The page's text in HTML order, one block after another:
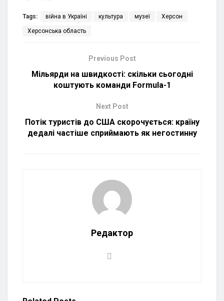
Tags: війна в Україні культура музеї Херсон
Херсонська область
Previous Post
Мільярди на швидкості: скільки сьогодні
коштують команди Formula-1
Next Post
Потік туристів до США скорочується: країну
дедалі частіше сприймають як негостинну
Редактор